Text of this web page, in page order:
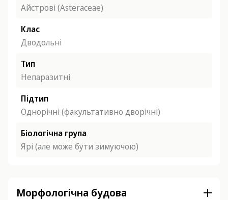
Айстрові (Asteraceae)
Клас
Дводольні
Тип
Непаразитні
Підтип
Однорічні (факультативно дворічні)
Біологічна група
Ярі (але може бути зимуючою)
Морфологічна будова